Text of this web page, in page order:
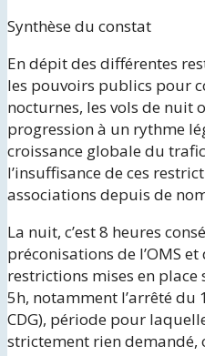
Synthèse du constat
En dépit des différentes
les pouvoirs publics pour
nocturnes, les vols de nuit
progression à un rythme
croissance globale du
l’insuffisance de ces
associations depuis de
La nuit, c’est 8 heures
préconisations de l’OMS
restrictions mises en
5h, notamment l’arrêté du
CDG), période pour
strictement rien demandé,